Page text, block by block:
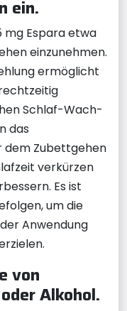
ein.
mg Espara etwa
einzunehmen.
ermöglicht
Schlaf-Wach-
das
dem Zubettgehen
verkürzen
Es ist
um die
Anwendung
von
Alkohol.